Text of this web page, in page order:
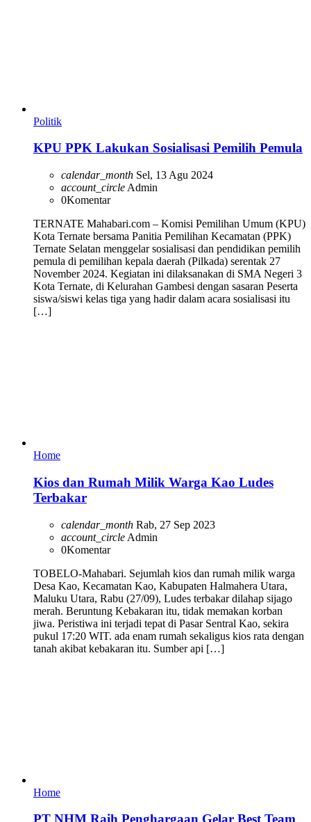
Politik
KPU PPK Lakukan Sosialisasi Pemilih Pemula
calendar_month Sel, 13 Agu 2024
account_circle Admin
0Komentar
TERNATE Mahabari.com – Komisi Pemilihan Umum (KPU)
Kota Ternate bersama Panitia Pemilihan Kecamatan (PPK)
Ternate Selatan menggelar sosialisasi dan pendidikan pemilih
pemula di pemilihan kepala daerah (Pilkada) serentak 27
November 2024. Kegiatan ini dilaksanakan di SMA Negeri 3
Kota Ternate, di Kelurahan Gambesi dengan sasaran Peserta
siswa/siswi kelas tiga yang hadir dalam acara sosialisasi itu
[…]
Home
Kios dan Rumah Milik Warga Kao Ludes
Terbakar
calendar_month Rab, 27 Sep 2023
account_circle Admin
0Komentar
TOBELO-Mahabari. Sejumlah kios dan rumah milik warga
Desa Kao, Kecamatan Kao, Kabupaten Halmahera Utara,
Maluku Utara, Rabu (27/09), Ludes terbakar dilahap sijago
merah. Beruntung Kebakaran itu, tidak memakan korban
jiwa. Peristiwa ini terjadi tepat di Pasar Sentral Kao, sekira
pukul 17:20 WIT. ada enam rumah sekaligus kios rata dengan
tanah akibat kebakaran itu. Sumber api […]
Home
PT NHM Raih Penghargaan Gelar Best Team